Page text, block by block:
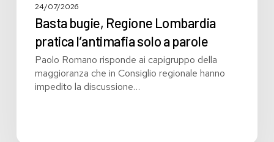
24/07/2026
Basta bugie, Regione Lombardia
pratica l’antimafia solo a parole
Paolo Romano risponde ai capigruppo della
maggioranza che in Consiglio regionale hanno
impedito la discussione…